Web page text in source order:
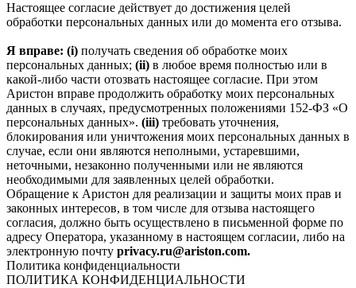
Настоящее согласие действует до достижения целей
обработки персональных данных или до момента его отзыва.
Я вправе: (i) получать сведения об обработке моих
персональных данных; (ii) в любое время полностью или в
какой-либо части отозвать настоящее согласие. При этом
Аристон вправе продолжить обработку моих персональных
данных в случаях, предусмотренных положениями 152-ФЗ «О
персональных данных». (iii) требовать уточнения,
блокирования или уничтожения моих персональных данных в
случае, если они являются неполными, устаревшими,
неточными, незаконно полученными или не являются
необходимыми для заявленных целей обработки.
Обращение к Аристон для реализации и защиты моих прав и
законных интересов, в том числе для отзыва настоящего
согласия, должно быть осуществлено в письменной форме по
адресу Оператора, указанному в настоящем согласии, либо на
электронную почту privacy.ru@ariston.com.
Политика конфиденциальности
ПОЛИТИКА КОНФИДЕНЦИАЛЬНОСТИ